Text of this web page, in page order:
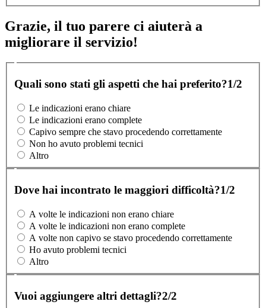
Grazie, il tuo parere ci aiuterà a
migliorare il servizio!
Quali sono stati gli aspetti che hai preferito?1/2
Le indicazioni erano chiare
Le indicazioni erano complete
Capivo sempre che stavo procedendo correttamente
Non ho avuto problemi tecnici
Altro
Dove hai incontrato le maggiori difficoltà?1/2
A volte le indicazioni non erano chiare
A volte le indicazioni non erano complete
A volte non capivo se stavo procedendo correttamente
Ho avuto problemi tecnici
Altro
Vuoi aggiungere altri dettagli?2/2